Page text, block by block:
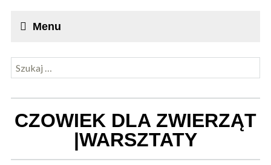
Menu
Szukaj:
CZOWIEK DLA ZWIERZĄT
|WARSZTATY